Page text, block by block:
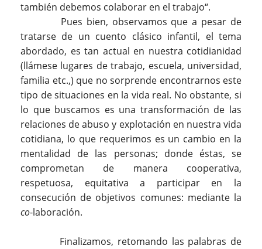
también debemos colaborar en el trabajo“.
Pues bien, observamos que a pesar de
tratarse de un cuento clásico infantil, el tema
abordado, es tan actual en nuestra cotidianidad
(llámese lugares de trabajo, escuela, universidad,
familia etc.,) que no sorprende encontrarnos este
tipo de situaciones en la vida real. No obstante, si
lo que buscamos es una transformación de las
relaciones de abuso y explotación en nuestra vida
cotidiana, lo que requerimos es un cambio en la
mentalidad de las personas; donde éstas, se
comprometan de manera cooperativa,
respetuosa, equitativa a participar en la
consecución de objetivos comunes: mediante la
co-laboración.
Finalizamos, retomando las palabras de